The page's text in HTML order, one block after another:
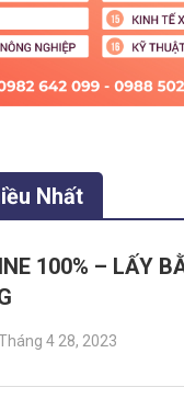
Nhất
100% – LẤY
4 28, 2023